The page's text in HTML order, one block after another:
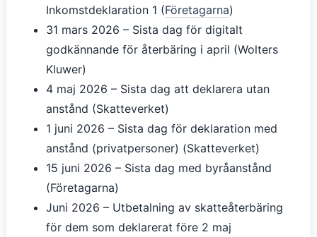
Inkomstdeklaration 1 (Företagarna)
31 mars 2026 – Sista dag för digitalt
godkännande för återbäring i april (Wolters
Kluwer)
4 maj 2026 – Sista dag att deklarera utan
anstånd (Skatteverket)
1 juni 2026 – Sista dag för deklaration med
anstånd (privatpersoner) (Skatteverket)
15 juni 2026 – Sista dag med byråanstånd
(Företagarna)
Juni 2026 – Utbetalning av skatteåterbäring
för dem som deklarerat före 2 maj